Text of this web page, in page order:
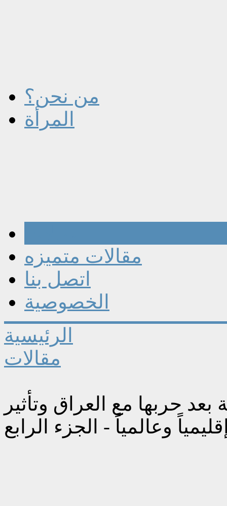
من نحن؟
المرأة
مقالات متميزه
اتصل بنا
الخصوصية
الرئيسية
مقالات
بعد حربها مع العراق وتأثير
وعالمياً - الجزء الرابع